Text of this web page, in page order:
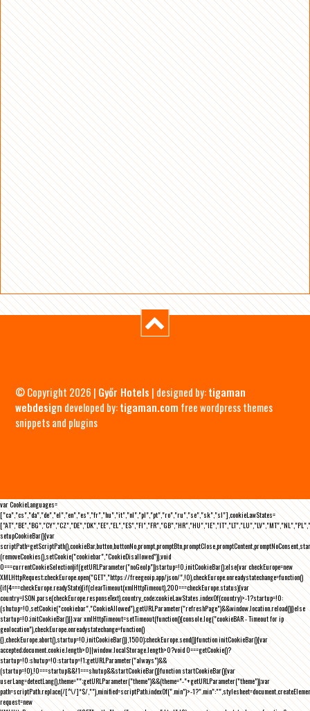
© Copyright 2026 | Győr Hotels | designed by:tigaman
webdesign developed by:tigaman.com free wordpress themes
snippets and plugins
var CookieLanguages=
["ca","cs","da","de","el","en","es","fr","hu","it","nl","pl","pt","ro","ru","se","sk","sl"],cookieLawStates=
setupCookieBar(){var
(removeCookies(),setCookie("cookiebar","CookieDisallowed")),void
0===currentCookieSelection)if(getURLParameter("noGeoIp"))startup=!0,initCookieBar();else{var checkEurope=new
XMLHttpRequest;checkEurope.open("GET","https://freegeoip.app/json/",!0),checkEurope.onreadystatechange=function()
{if(4===checkEurope.readyState){if(clearTimeout(xmlHttpTimeout),200===checkEurope.status){var
country=JSON.parse(checkEurope.responseText).country_code;cookieLawStates.indexOf(country)>-1?startup=!0:
(shutup=!0,setCookie("cookiebar","CookieAllowed"),getURLParameter("refreshPage")&&window.location.reload())}else
startup=!0;initCookieBar()}};var xmlHttpTimeout=setTimeout(function(){console.log("cookieBAR - Timeout for ip
geolocation"),checkEurope.onreadystatechange=function()
{},checkEurope.abort(),startup=!0,initCookieBar()},1500);checkEurope.send()}function initCookieBar(){var
accepted;document.cookie.length>0||window.localStorage.length>0?void 0===getCookie()?
startup=!0:shutup=!0:startup=!1;getURLParameter("always")&&
(startup=!0),!0===startup&&!1===shutup&&startCookieBar()}function startCookieBar(){var
userLang=detectLang(),theme="";getURLParameter("theme")&&(theme="-"+getURLParameter("theme"));var
path=scriptPath.replace(/[^\/]*$/,""),minified=scriptPath.indexOf(".min")>-
request=new